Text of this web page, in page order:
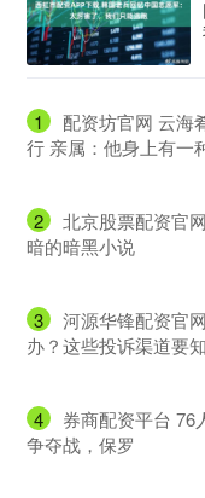
1
配资坊官网 云海
行 亲属：他身上有一
2
北京股票配资官
暗的暗黑小说
3
河源华锋配资官
办？这些投诉渠道要
4
券商配资平台 76
争夺战，保罗